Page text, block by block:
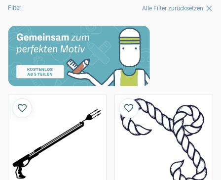
Filter: Alle Filter zurücksetzen